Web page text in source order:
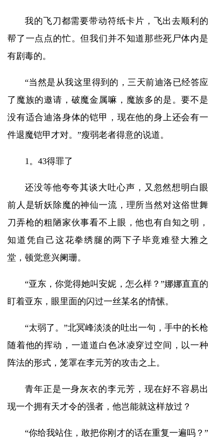
我的飞刀都需要带动符纸卡片，飞出去顺利的
帮了一点点的忙。但我们并不知道那些死尸体内是
有剧毒的。
“当然是从我这里得到的，三天前迪洛已经答应
了魔族的邀请，破魔金属嘛，魔族多的是。要不是
没有适合迪洛身体的铠甲，现在他的身上还会有一
件退魔铠甲才对。”瘦弱老者得意的说道。
1。43得罪了
还没等他夸夸其谈大吐心声，又忽然想明白眼
前人是斩妖除魔的神仙一流，理所当然对这俗世舞
刀弄枪的粗陋家伙事看不上眼，他也有自知之明，
知道凭自己这花拳绣腿的两下子毕竟难登大雅之
堂，顿觉意兴阑珊。
“亚东，你觉得她叫安妮，怎么样？”娜娜直直的
盯着亚东，眼里面的闪过一丝某名的情愫。
“太弱了。”北冥峰淡淡的吐出一句，手中的长枪
随着他的挥动，一道道白色冰凌穿过空间，以一种
阵法的形式，笼罩在李元芳的攻击之上。
青年正是一身灰衣的李元芳，现在好不容易出
现一个拥有天才令的强者，他岂能就这样放过？
“你给我站住，敢把你刚才的话在重复一遍吗？”